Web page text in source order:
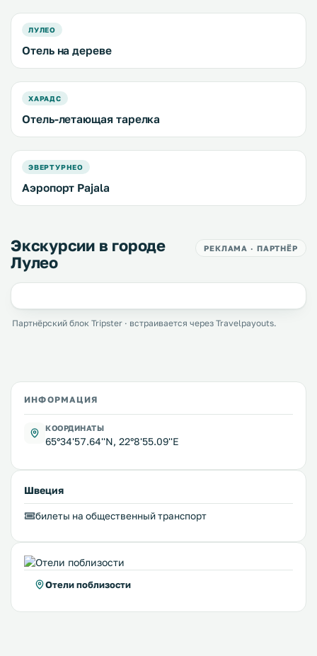
ЛУЛЕО
Отель на дереве
ХАРАДС
Отель-летающая тарелка
ЭВЕРТУРНЕО
Аэропорт Pajala
Экскурсии в городе
Лулео
РЕКЛАМА · ПАРТНЁР
Партнёрский блок Tripster · встраивается через Travelpayouts.
ИНФОРМАЦИЯ
КООРДИНАТЫ
65°34'57.64''N, 22°8'55.09''E
Швеция
билеты на общественный транспорт
Отели поблизости